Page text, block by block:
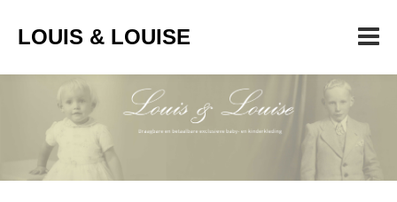
LOUIS & LOUISE